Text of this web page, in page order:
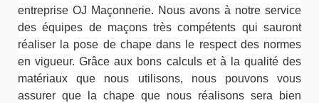
entreprise OJ Maçonnerie. Nous avons à notre service
des équipes de maçons très compétents qui sauront
réaliser la pose de chape dans le respect des normes
en vigueur. Grâce aux bons calculs et à la qualité des
matériaux que nous utilisons, nous pouvons vous
assurer que la chape que nous réalisons sera bien